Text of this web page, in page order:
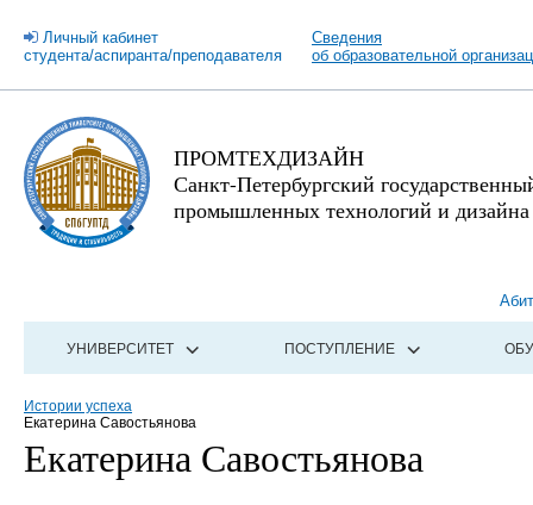
Личный кабинет
студента/аспиранта/преподавателя
Сведения
об образовательной
ПРОМТЕХДИЗАЙН
Санкт-Петербургский
промышленных технологий и дизайна
УНИВЕРСИТЕТ ПОСТУПЛЕНИЕ
Истории успеха
Екатерина Савостьянова
Екатерина Савостьянова